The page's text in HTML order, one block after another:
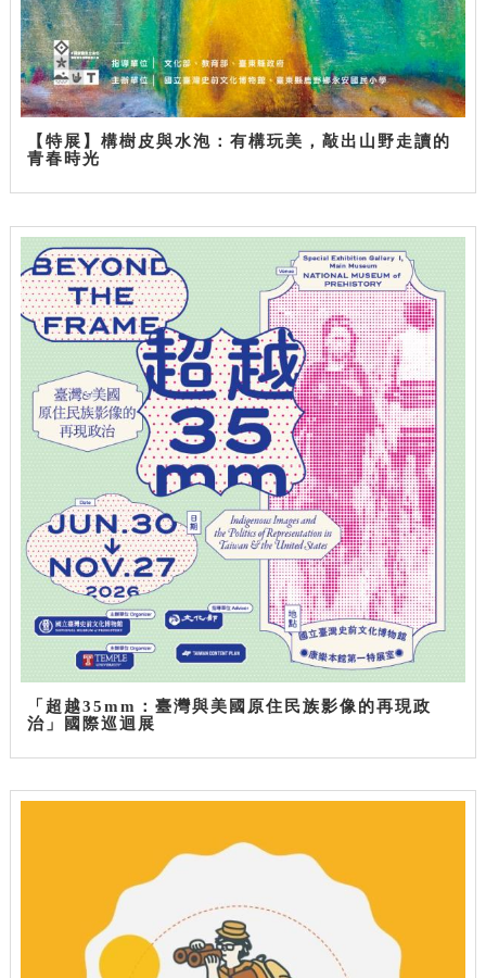
【特展】構樹皮與水泡：有構玩美，敲出山野走讀的
青春時光
「超越35mm：臺灣與美國原住民族影像的再現政
治」國際巡迴展